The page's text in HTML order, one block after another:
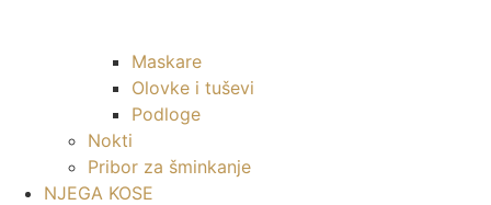
Maskare
Olovke i tuševi
Podloge
Nokti
Pribor za šminkanje
NJEGA KOSE